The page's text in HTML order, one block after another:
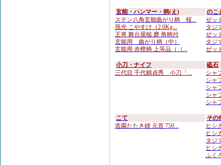
玄能・ハンマー・柄(え)
ステン八角玄能曲がり柄 桜...
孫光 こやすけ（2.0Kg...
王将 舞台屋槌 磨 角柄付
玄能用 曲がり柄（中）
玄能用 赤樫柄 上等品（（...
のこ
ゼッ
タジ
ゼッ
タジ
ゼッ
小刀・ナイフ
三代目 千代鶴貞秀 小刀「...
砥石
シャ
シャ
シャ
シャ
シャ
こて
造園たたき鏝 元首 750...
その
ヒシ
ヒシ
タジ
ヒシ
ふく